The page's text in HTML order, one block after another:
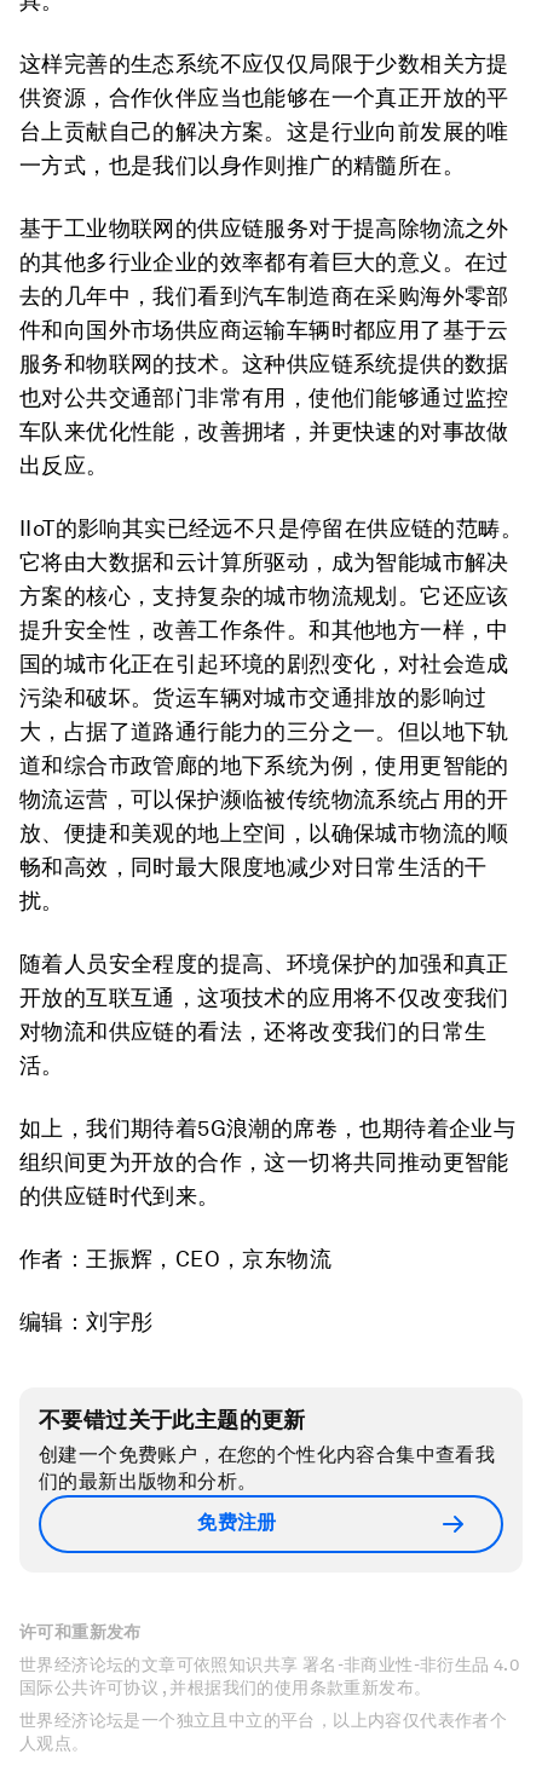
这样完善的生态系统不应仅仅局限于少数相关方提
供资源，合作伙伴应当也能够在一个真正开放的平
台上贡献自己的解决方案。这是行业向前发展的唯
一方式，也是我们以身作则推广的精髓所在。
基于工业物联网的供应链服务对于提高除物流之外
的其他多行业企业的效率都有着巨大的意义。在过
去的几年中，我们看到汽车制造商在采购海外零部
件和向国外市场供应商运输车辆时都应用了基于云
服务和物联网的技术。这种供应链系统提供的数据
也对公共交通部门非常有用，使他们能够通过监控
车队来优化性能，改善拥堵，并更快速的对事故做
出反应。
IIoT的影响其实已经远不只是停留在供应链的范畴。
它将由大数据和云计算所驱动，成为智能城市解决
方案的核心，支持复杂的城市物流规划。它还应该
提升安全性，改善工作条件。和其他地方一样，中
国的城市化正在引起环境的剧烈变化，对社会造成
污染和破坏。货运车辆对城市交通排放的影响过
大，占据了道路通行能力的三分之一。但以地下轨
道和综合市政管廊的地下系统为例，使用更智能的
物流运营，可以保护濒临被传统物流系统占用的开
放、便捷和美观的地上空间，以确保城市物流的顺
畅和高效，同时最大限度地减少对日常生活的干
扰。
随着人员安全程度的提高、环境保护的加强和真正
开放的互联互通，这项技术的应用将不仅改变我们
对物流和供应链的看法，还将改变我们的日常生
活。
如上，我们期待着5G浪潮的席卷，也期待着企业与
组织间更为开放的合作，这一切将共同推动更智能
的供应链时代到来。
作者：王振辉，CEO，京东物流
编辑：刘宇彤
不要错过关于此主题的更新
创建一个免费账户，在您的个性化内容合集中查看我
们的最新出版物和分析。
免费注册
许可和重新发布
世界经济论坛的文章可依照知识共享 署名-非商业性-非衍生品 4.0
国际公共许可协议 , 并根据我们的使用条款重新发布。
世界经济论坛是一个独立且中立的平台，以上内容仅代表作者个
人观点。